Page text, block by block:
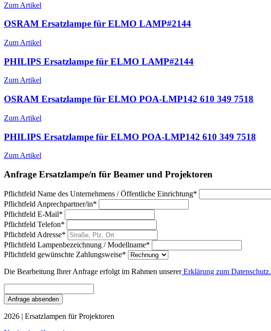
Zum Artikel
OSRAM Ersatzlampe für ELMO LAMP#2144
Zum Artikel
PHILIPS Ersatzlampe für ELMO LAMP#2144
Zum Artikel
OSRAM Ersatzlampe für ELMO POA-LMP142 610 349 7518
Zum Artikel
PHILIPS Ersatzlampe für ELMO POA-LMP142 610 349 7518
Zum Artikel
Anfrage Ersatzlampe/n für Beamer und Projektoren
Pflichtfeld Name des Unternehmens / Öffentliche Einrichtung*
Pflichtfeld Anprechpartner/in*
Pflichtfeld E-Mail*
Pflichtfeld Telefon*
Pflichtfeld Adresse*
Pflichtfeld Lampenbezeichnung / Modellname*
Pflichtfeld gewünschte Zahlungsweise*
Die Bearbeitung Ihrer Anfrage erfolgt im Rahmen unsererErklärung zum Datenschutz.
Anfrage absenden
2026 | Ersatzlampen für Projektoren